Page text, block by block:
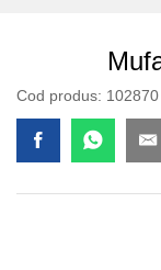
Cod produs: 102870